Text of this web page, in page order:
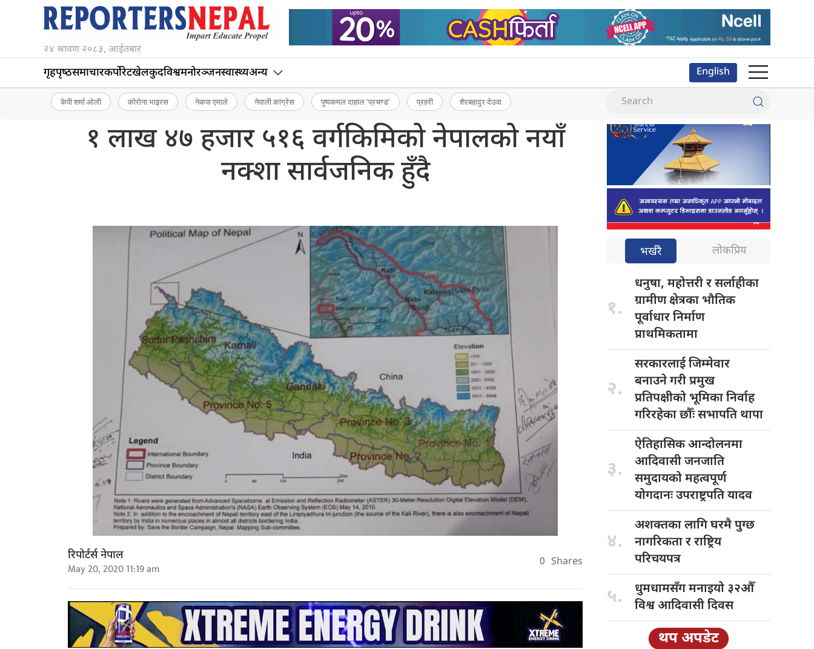
२४ श्रावण २०८३, आईतबार
गृहपृष्‍ठसमाचारकर्पोरेटखेलकुदविश्वमनोरञ्जनस्वास्थ्यअन्य English
केपी शर्मा ओली कोरोना भाइरस नेकपा एमाले नेपाली कांग्रेस पुष्पकमल दाहाल ‘प्रचण्ड’ प्रहरी शेरबहादुर देउवा
१ लाख ४७ हजार ५१६ वर्गकिमिको नेपालको नयाँ
नक्शा सार्वजनिक हुँदै
रिपोर्टर्स नेपाल
May 20, 2020 11:19 am 0 Shares
भर्खरै लोकप्रिय
१.
धनुषा, महोत्तरीर सर्लाहीका
ग्रामीण क्षेत्रका भौतिक
पूर्वाधार निर्माण
प्राथमिकतामा
२.
सरकारलाई जिम्मेवार
बनाउने गरी प्रमुख
प्रतिपक्षीको भूमिका निर्वाह
गरिरहेका छौँः सभापति थापा
३.
ऐतिहासिक आन्दोलनमा
आदिवासी जनजाति
समुदायको महत्वपूर्ण
योगदानः उपराष्ट्रपति यादव
४.
अशक्तका लागिघरमै पुग्छ
नागरिकता र राष्ट्रिय
परिचयपत्र
५. धुमधामसँग मनाइयो ३२औँ
विश्व आदिवासी दिवस
थप अपडेट